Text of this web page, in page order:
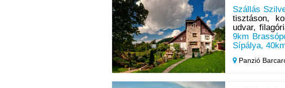
Szállás
tisztáson,
udvar,
9km
Sípálya,
Panzió